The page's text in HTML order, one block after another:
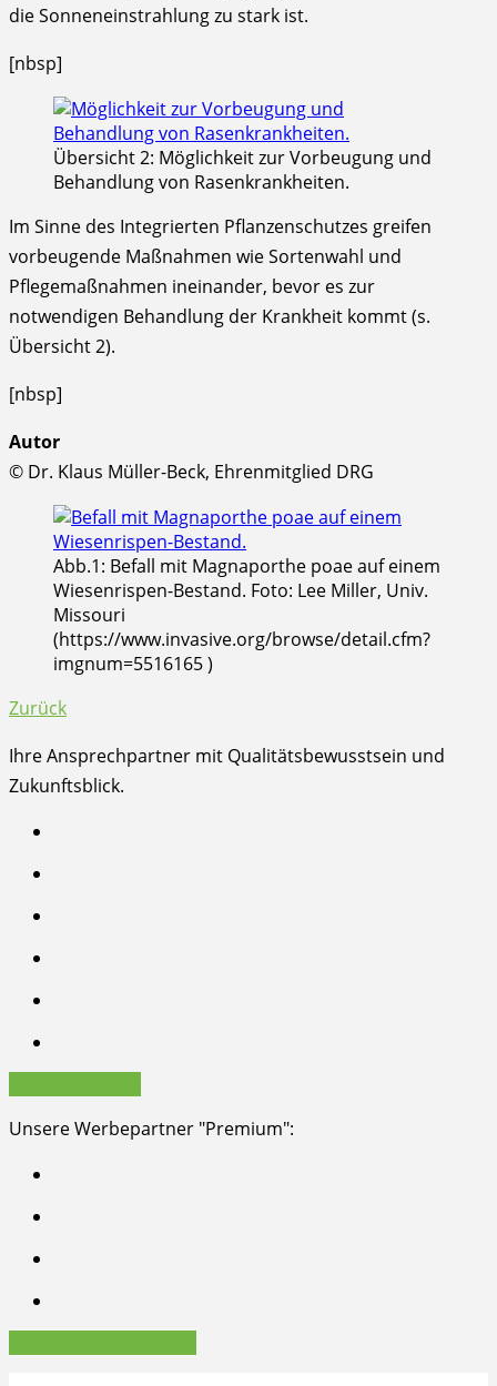
die Sonneneinstrahlung zu stark ist.
[nbsp]
Übersicht 2: Möglichkeit zur Vorbeugung und
Behandlung von Rasenkrankheiten.
Im Sinne des Integrierten Pflanzenschutzes greifen
vorbeugende Maßnahmen wie Sortenwahl und
Pflegemaßnahmen ineinander, bevor es zur
notwendigen Behandlung der Krankheit kommt (s.
Übersicht 2).
[nbsp]
Autor
© Dr. Klaus Müller-Beck, Ehrenmitglied DRG
Abb.1: Befall mit Magnaporthe poae auf einem
Wiesenrispen-Bestand. Foto: Lee Miller, Univ.
Missouri
(https://www.invasive.org/browse/detail.cfm?
imgnum=5516165 )
Zurück
Ihre Ansprechpartner mit Qualitätsbewusstsein und
Zukunftsblick.
Unsere Werbepartner "Premium":